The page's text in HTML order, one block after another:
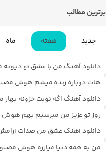
برترین مطالب
جدید هفته ماه
دانلود آهنگ من با عشق تو دیونه
هات دوباره زنده میشم هوش
دانلود آهنگ اگه نوبت خزونه بهار
روز تو عزیز من میرسیم بهم
دانلود آهنگ عشق من صدات
من به همه دنیا میارزه هوش